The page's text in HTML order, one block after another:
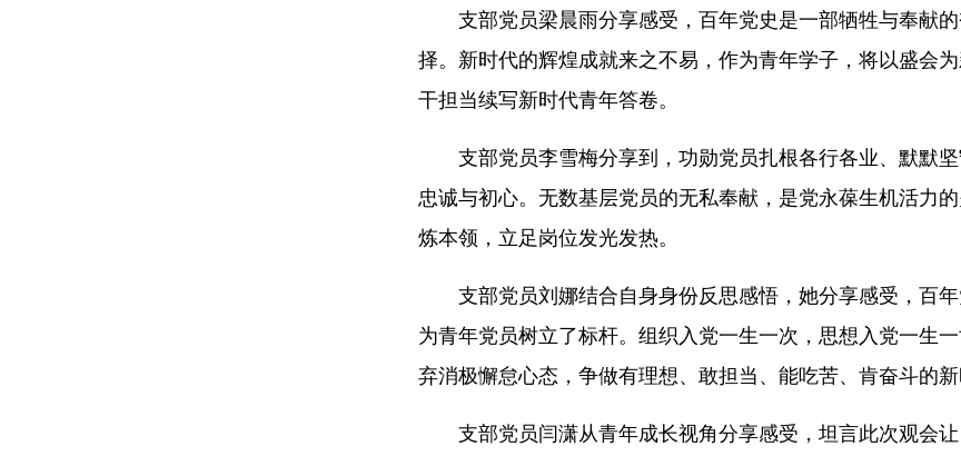
支部党员梁晨雨分享感受，百年党史是一部牺牲与奉献
择。新时代的辉煌成就来之不易，作为青年学子，将以盛会
干担当续写新时代青年答卷。
支部党员李雪梅分享到，功勋党员扎根各行各业、默默
忠诚与初心。无数基层党员的无私奉献，是党永葆生机活力
炼本领，立足岗位发光发热。
支部党员刘娜结合自身身份反思感悟，她分享感受，百
为青年党员树立了标杆。组织入党一生一次，思想入党一生
弃消极懈怠心态，争做有理想、敢担当、能吃苦、肯奋斗的新
支部党员闫潇从青年成长视角分享感受，坦言此次观会